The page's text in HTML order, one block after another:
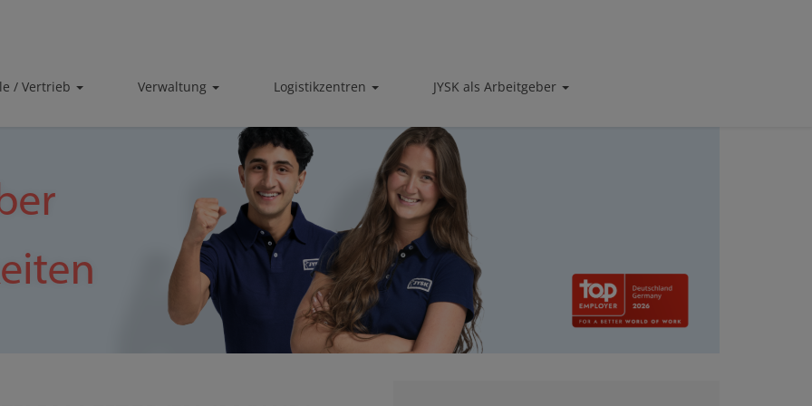
/ Vertrieb Verwaltung Logistikzentren JYSK als Arbeitgeber